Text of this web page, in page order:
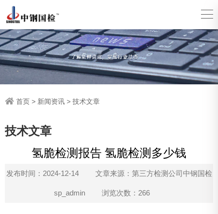
首页 > 新闻资讯 > 技术文章
技术文章
氢脆检测报告 氢脆检测多少钱
发布时间：2024-12-14 文章来源：第三方检测公司中钢国检
sp_admin 浏览次数：266